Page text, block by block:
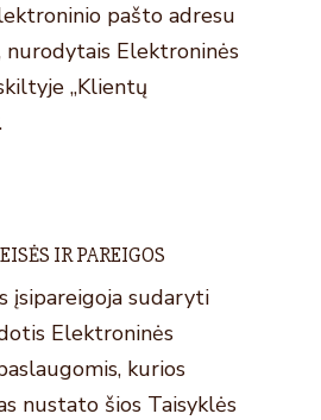
pašto adresu
Elektroninės
„Klientų
IR PAREIGOS
įsipareigoja sudaryti
Elektroninės
kurios
nustato šios Taisyklės